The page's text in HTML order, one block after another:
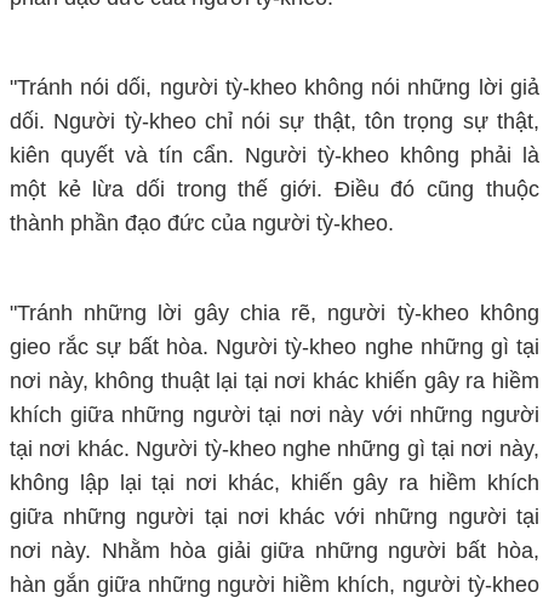
"Tránh nói dối, người tỳ-kheo không nói những lời giả
dối. Người tỳ-kheo chỉ nói sự thật, tôn trọng sự thật,
kiên quyết và tín cẩn. Người tỳ-kheo không phải là
một kẻ lừa dối trong thế giới. Điều đó cũng thuộc
thành phần đạo đức của người tỳ-kheo.
"Tránh những lời gây chia rẽ, người tỳ-kheo không
gieo rắc sự bất hòa. Người tỳ-kheo nghe những gì tại
nơi này, không thuật lại tại nơi khác khiến gây ra hiềm
khích giữa những người tại nơi này với những người
tại nơi khác. Người tỳ-kheo nghe những gì tại nơi này,
không lập lại tại nơi khác, khiến gây ra hiềm khích
giữa những người tại nơi khác với những người tại
nơi này. Nhằm hòa giải giữa những người bất hòa,
hàn gắn giữa những người hiềm khích, người tỳ-kheo